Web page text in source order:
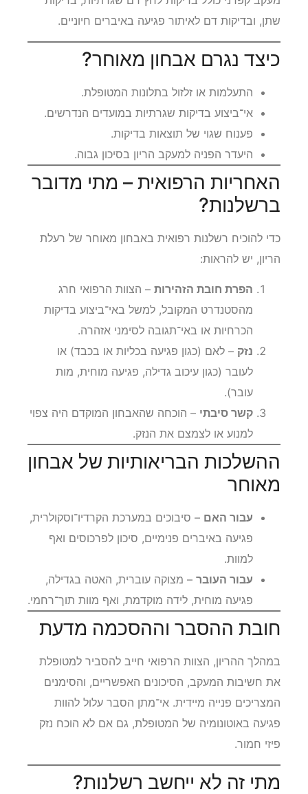
שתן, ובדיקות דם לאיתור פגיעה באיברים חיוניים.
כיצד נגרם אבחון מאוחר?
התעלמות או זלזול בתלונות המטופלת.
אי־ביצוע בדיקות שגרתיות במועדים הנדרשים.
פענוח שגוי של תוצאות בדיקות.
היעדר הפניה למעקב הריון בסיכון גבוה.
האחריות הרפואית – מתי מדובר
ברשלנות?
כדי להוכיח רשלנות רפואית באבחון מאוחר של רעלת
הריון, יש להראות:
הפרת חובת הזהירות – הצוות הרפואי חרג
מהסטנדרט המקובל, למשל באי־ביצוע בדיקות
הכרחיות או באי־תגובה לסימני אזהרה.
נזק – לאם (כגון פגיעה בכליות או בכבד) או
לעובר (כגון עיכוב גדילה, פגיעה מוחית, מות
עובר).
קשר סיבתי – הוכחה שהאבחון המוקדם היה צפוי
למנוע או לצמצם את הנזק.
ההשלכות הבריאותיות של אבחון
מאוחר
עבור האם – סיבוכים במערכת הקרדיו־וסקולרית,
פגיעה באיברים פנימיים, סיכון לפרכוסים ואף
למוות.
עבור העובר – מצוקה עוברית, האטה בגדילה,
פגיעה מוחית, לידה מוקדמת, ואף מוות תוך־רחמי.
חובת ההסבר וההסכמה מדעת
במהלך ההריון, הצוות הרפואי חייב להסביר למטופלת
את חשיבות המעקב, הסיכונים האפשריים, והסימנים
המצריכים פנייה מיידית. אי־מתן הסבר עלול להוות
פגיעה באוטונומיה של המטופלת, גם אם לא הוכח נזק
פיזי חמור.
מתי זה לא ייחשב רשלנות?